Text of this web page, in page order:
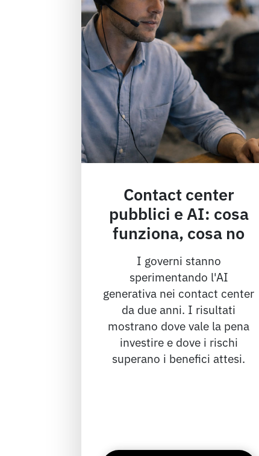
Contact center
pubblici e AI: cosa
funziona, cosa no
I governi stanno
sperimentando l'AI
generativa nei contact center
da due anni. I risultati
mostrano dove vale la pena
investire e dove i rischi
superano i benefici attesi.